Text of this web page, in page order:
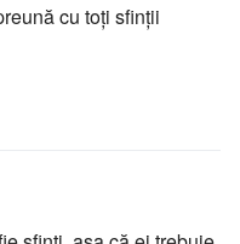
cu toţi sfinţii